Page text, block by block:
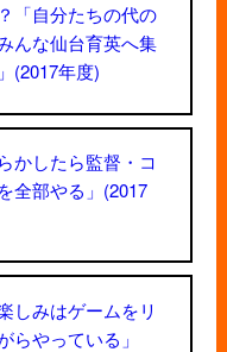
「自分たちの代の
んな仙台育英へ集
(2017年度)
かしたら監督・コ
全部やる」(2017
しみはゲームをリ
らやっている」